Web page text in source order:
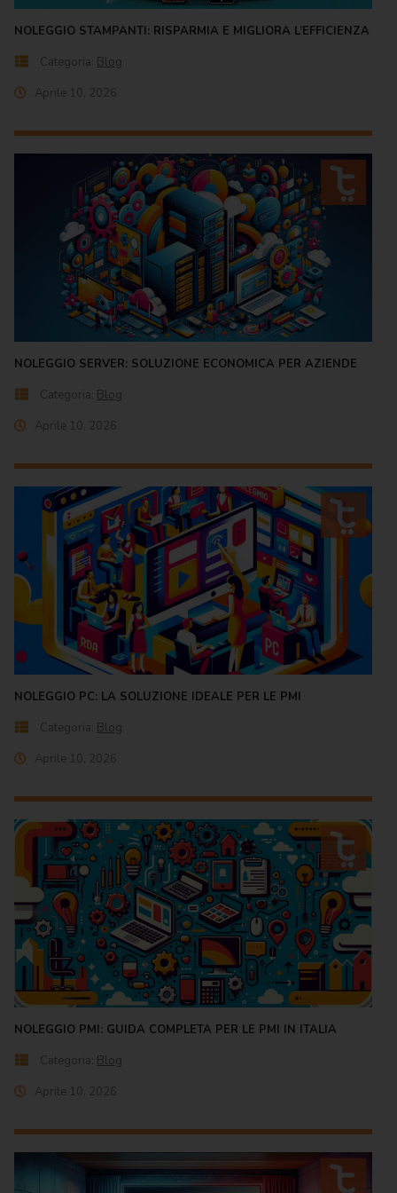
NOLEGGIO STAMPANTI: RISPARMIA E MIGLIORA L’EFFICIENZA
Categoria: Blog
Aprile 10, 2026
NOLEGGIO SERVER: SOLUZIONE ECONOMICA PER AZIENDE
Categoria: Blog
Aprile 10, 2026
NOLEGGIO PC: LA SOLUZIONE IDEALE PER LE PMI
Categoria: Blog
Aprile 10, 2026
NOLEGGIO PMI: GUIDA COMPLETA PER LE PMI IN ITALIA
Categoria: Blog
Aprile 10, 2026